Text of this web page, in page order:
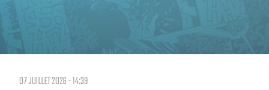
07 JUILLET 2026 - 14:39